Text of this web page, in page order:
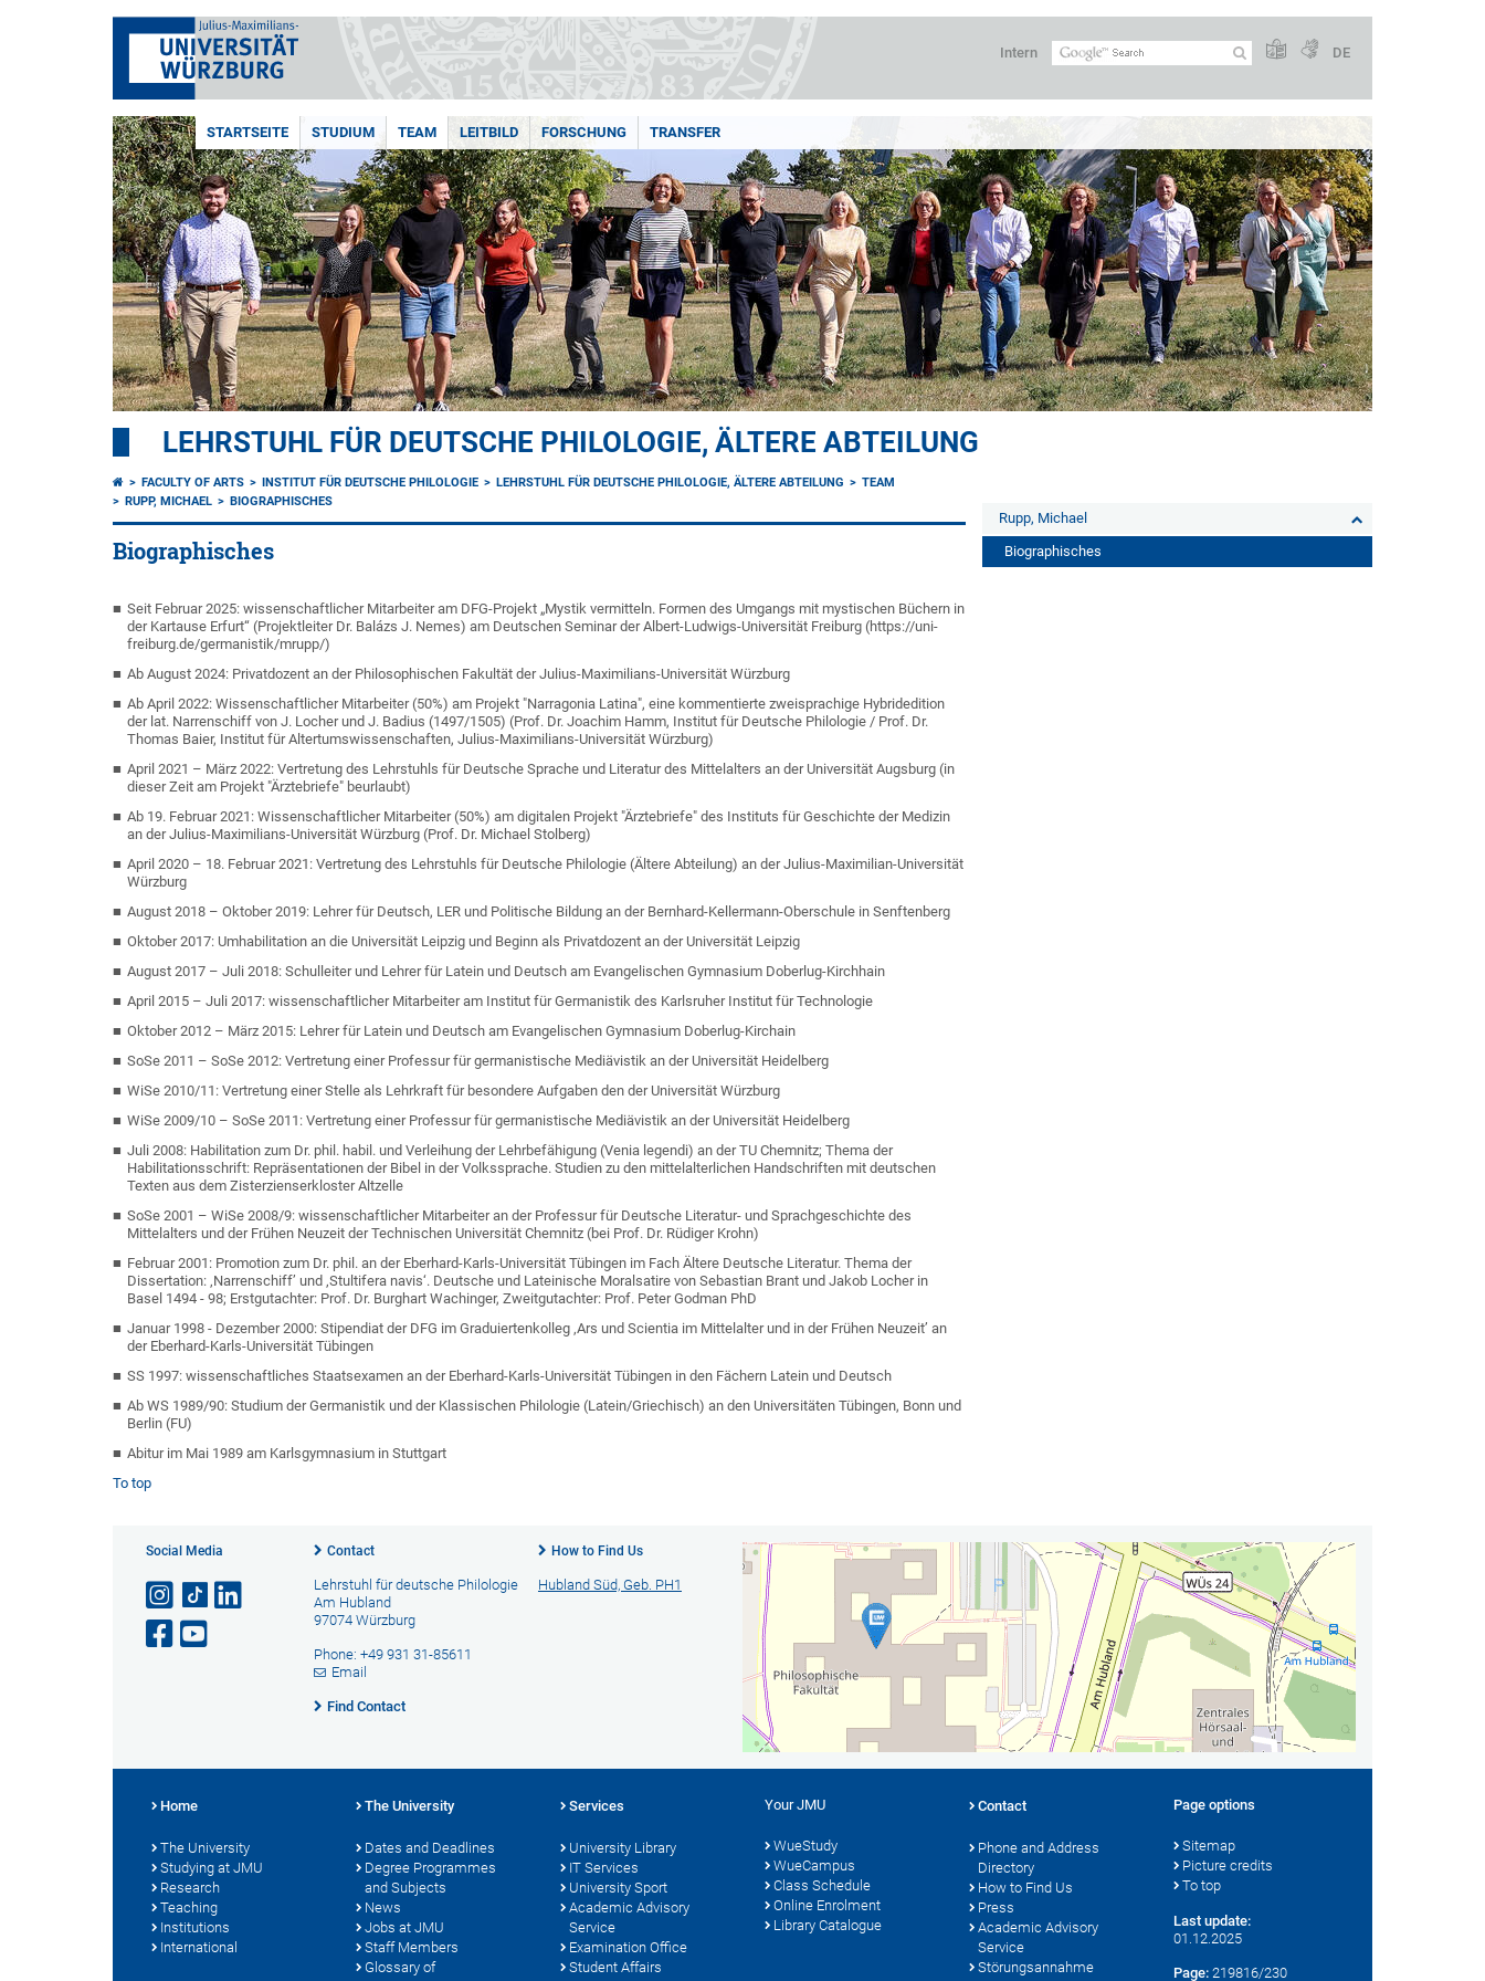
Intern DE
STARTSEITE STUDIUM TEAM LEITBILD FORSCHUNG TRANSFER
LEHRSTUHL FÜR DEUTSCHE PHILOLOGIE, ÄLTERE ABTEILUNG
FACULTY OF ARTS INSTITUT FÜR DEUTSCHE PHILOLOGIE LEHRSTUHL FÜR DEUTSCHE PHILOLOGIE, ÄLTERE ABTEILUNG
TEAM
RUPP, MICHAEL
BIOGRAPHISCHES
Biographisches
Seit Februar 2025: wissenschaftlicher Mitarbeiter am DFG-Projekt „Mystik vermitteln. Formen des Umgangs mit mystischen Büchern in
der Kartause Erfurt“ (Projektleiter Dr. Balázs J. Nemes) am Deutschen Seminar der Albert-Ludwigs-Universität Freiburg (https://uni-
freiburg.de/germanistik/mrupp/)
Ab August 2024: Privatdozent an der Philosophischen Fakultät der Julius-Maximilians-Universität Würzburg
Ab April 2022: Wissenschaftlicher Mitarbeiter (50%) am Projekt "Narragonia Latina", eine kommentierte zweisprachige Hybridedition
der lat. Narrenschiff von J. Locher und J. Badius (1497/1505) (Prof. Dr. Joachim Hamm, Institut für Deutsche Philologie / Prof. Dr.
Thomas Baier, Institut für Altertumswissenschaften, Julius-Maximilians-Universität Würzburg)
April 2021 – März 2022: Vertretung des Lehrstuhls für Deutsche Sprache und Literatur des Mittelalters an der Universität Augsburg (in
dieser Zeit am Projekt "Ärztebriefe" beurlaubt)
Ab 19. Februar 2021: Wissenschaftlicher Mitarbeiter (50%) am digitalen Projekt "Ärztebriefe" des Instituts für Geschichte der Medizin
an der Julius-Maximilians-Universität Würzburg (Prof. Dr. Michael Stolberg)
April 2020 – 18. Februar 2021: Vertretung des Lehrstuhls für Deutsche Philologie (Ältere Abteilung) an der Julius-Maximilian-Universität
Würzburg
August 2018 – Oktober 2019: Lehrer für Deutsch, LER und Politische Bildung an der Bernhard-Kellermann-Oberschule in Senftenberg
Oktober 2017: Umhabilitation an die Universität Leipzig und Beginn als Privatdozent an der Universität Leipzig
August 2017 – Juli 2018: Schulleiter und Lehrer für Latein und Deutsch am Evangelischen Gymnasium Doberlug-Kirchhain
April 2015 – Juli 2017: wissenschaftlicher Mitarbeiter am Institut für Germanistik des Karlsruher Institut für Technologie
Oktober 2012 – März 2015: Lehrer für Latein und Deutsch am Evangelischen Gymnasium Doberlug-Kirchain
SoSe 2011 – SoSe 2012: Vertretung einer Professur für germanistische Mediävistik an der Universität Heidelberg
WiSe 2010/11: Vertretung einer Stelle als Lehrkraft für besondere Aufgaben den der Universität Würzburg
WiSe 2009/10 – SoSe 2011: Vertretung einer Professur für germanistische Mediävistik an der Universität Heidelberg
Juli 2008: Habilitation zum Dr. phil. habil. und Verleihung der Lehrbefähigung (Venia legendi) an der TU Chemnitz; Thema der
Habilitationsschrift: Repräsentationen der Bibel in der Volkssprache. Studien zu den mittelalterlichen Handschriften mit deutschen
Texten aus dem Zisterzienserkloster Altzelle
SoSe 2001 – WiSe 2008/9: wissenschaftlicher Mitarbeiter an der Professur für Deutsche Literatur- und Sprachgeschichte des
Mittelalters und der Frühen Neuzeit der Technischen Universität Chemnitz (bei Prof. Dr. Rüdiger Krohn)
Februar 2001: Promotion zum Dr. phil. an der Eberhard-Karls-Universität Tübingen im Fach Ältere Deutsche Literatur. Thema der
Dissertation: ‚Narrenschiff’ und ‚Stultifera navis‘. Deutsche und Lateinische Moralsatire von Sebastian Brant und Jakob Locher in
Basel 1494 - 98; Erstgutachter: Prof. Dr. Burghart Wachinger, Zweitgutachter: Prof. Peter Godman PhD
Januar 1998 - Dezember 2000: Stipendiat der DFG im Graduiertenkolleg ‚Ars und Scientia im Mittelalter und in der Frühen Neuzeit’ an
der Eberhard-Karls-Universität Tübingen
SS 1997: wissenschaftliches Staatsexamen an der Eberhard-Karls-Universität Tübingen in den Fächern Latein und Deutsch
Ab WS 1989/90: Studium der Germanistik und der Klassischen Philologie (Latein/Griechisch) an den Universitäten Tübingen, Bonn und
Berlin (FU)
Abitur im Mai 1989 am Karlsgymnasium in Stuttgart
To top
Rupp, Michael
Biographisches
Social Media Contact
Lehrstuhl für deutsche Philologie
Am Hubland
97074 Würzburg
Phone: +49 931 31-85611
Email
Find Contact
How to Find Us
Hubland Süd, Geb. PH1
Home
The University
Studying at JMU
Research
Teaching
Institutions
International
The University
Dates and Deadlines
Degree Programmes
and Subjects
News
Jobs at JMU
Staff Members
Glossary of
Services
University Library
IT Services
University Sport
Academic Advisory
Service
Examination Office
Student Affairs
Your JMU
WueStudy
WueCampus
Class Schedule
Online Enrolment
Library Catalogue
Contact
Phone and Address
Directory
How to Find Us
Press
Academic Advisory
Service
Störungsannahme
Page options
Sitemap
Picture credits
To top
Last update:
01.12.2025
Page: 219816/230